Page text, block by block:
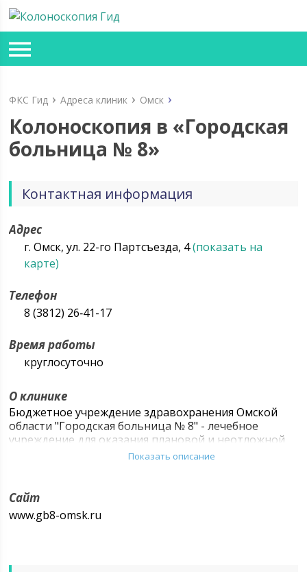
ФКС Гид Адреса клиник Омск
Колоноскопия в «Городская
больница № 8»
Контактная информация
Адрес
г. Омск, ул. 22-го Партсъезда, 4(показать на
карте)
Телефон
8 (3812) 26‑41-17
Время работы
круглосуточно
О клинике
Бюджетное учреждение здравохранения Омской
области "Городская больница № 8" - лечебное
учреждение для оказания плановой и неотложной
помощи беременным женщинам и
Показать описание
Сайт
www.gb8-omsk.ru